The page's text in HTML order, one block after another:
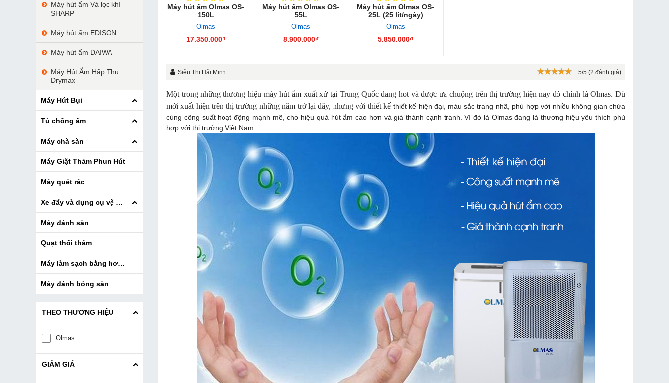
Máy hút ẩ​m Olmas OS-
150L
Olmas
17.350.000₫
Máy hút ẩm Olmas OS-
55L
Olmas
8.900.000₫
Máy hút ẩm Olmas OS-
25L (25 lít/ngày)
Olmas
5.850.000₫
Siêu Thị Hải Minh 5/5 (2 đánh giá)
Một trong những thương hiệu máy hút ẩm xuất xứ tại Trung Quốc đang hot và được ưa chuộng trên thị trường hiện nay đó chính là Olmas. Dù
mới xuất hiện trên thị trường những năm trở lại đây, nhưng với thiết kế thiết kế hiện đại, màu sắc trang nhã, phù hợp với nhiều không gian chứa
cùng công suất hoạt động mạnh mẽ, cho hiệu quả hút ẩm cao hơn và giá thành cạnh tranh. Ví đó là Olmas đang là thương hiệu yêu thích phù
hợp với thị trường Việt Nam.
Máy hút ẩm Và lọc khí
SHARP
Máy hút ẩm EDISON
Máy hút ẩm DAIWA
Máy Hút Ẩm Hấp Thụ
Drymax
Máy Hút Bụi
Tủ chống ẩm
Máy chà sàn
Máy Giặt Thảm Phun Hút
Máy quét rác
Xe đẩy và dụng cụ vệ sinh
Máy đánh sàn
Quạt thổi thảm
Máy làm sạch bằng hơi nước
Máy đánh bóng sàn
THEO THƯƠNG HIỆU
Olmas
GIẢM GIÁ